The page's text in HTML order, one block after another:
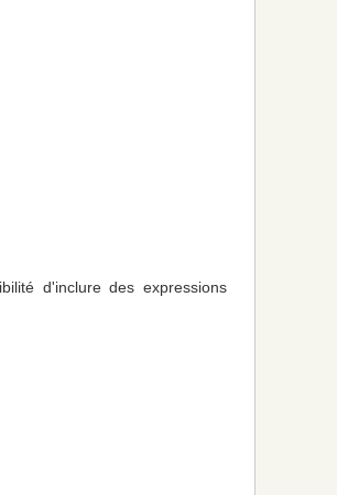
d'inclure des expressions